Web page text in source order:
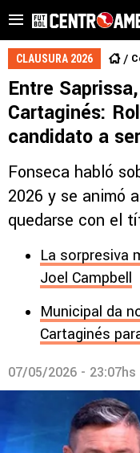
CLAUSURA 2026
Entre
Cartaginés:
candidato a
Fonseca habló
2026 y se animó
quedarse con el
La sorpresiva
Joel Campbell
Municipal da
Cartaginés
07/05/2026 - 23:07hs